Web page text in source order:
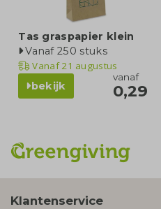
Tas graspapier klein
Vanaf 250 stuks
Vanaf21 augustus
bekijk
vanaf
0,29
Klantenservice